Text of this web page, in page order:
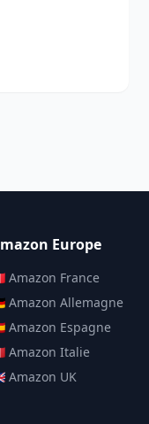
Europe
Amazon France
Amazon Allemagne
Amazon Espagne
Amazon Italie
Amazon UK